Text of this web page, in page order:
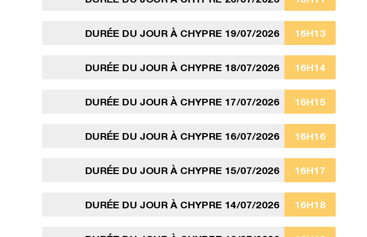
DURÉE DU JOUR À CHYPRE 19/07/2026 16H13
DURÉE DU JOUR À CHYPRE 18/07/2026 16H14
DURÉE DU JOUR À CHYPRE 17/07/2026 16H15
DURÉE DU JOUR À CHYPRE 16/07/2026 16H16
DURÉE DU JOUR À CHYPRE 15/07/2026 16H17
DURÉE DU JOUR À CHYPRE 14/07/2026 16H18